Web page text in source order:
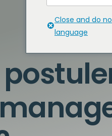
Close and do
language